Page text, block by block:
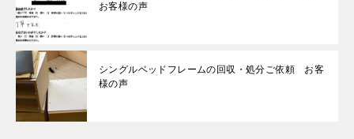
お客様の声
シングルベッドフレームの回収・処分ご依頼 お客
様の声